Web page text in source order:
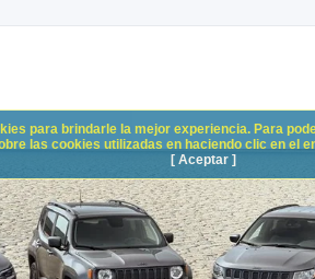
para brindarle la mejor experiencia. Para
las cookies utilizadas en haciendo clic en el
[ Aceptar ]